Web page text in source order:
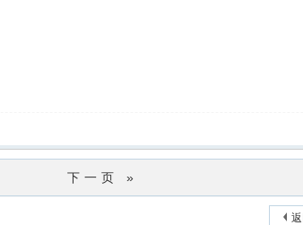
下一页 »